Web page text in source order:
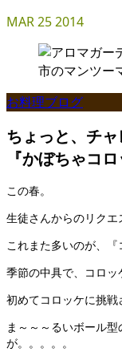
MAR252014
お料理ブログ
ちょっと、チャ
『かぼちゃコ
この春。
生徒さんからのリクエ
これまた多いのが、『
季節の中具で、コロ
初めてコロッケに挑戦
ま～～～るいボール
が。。。。。